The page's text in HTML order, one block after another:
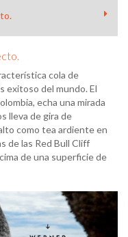
cola de
exitoso del mundo. El
echa una mirada
lleva de gira de
como tea ardiente en
de las Red Bull Cliff
de una superficie de